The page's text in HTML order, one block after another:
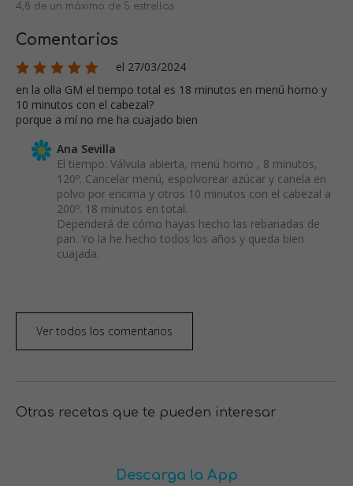
4,8 de un máximo de 5 estrellas
Comentarios
el 27/03/2024
en la olla GM el tiempo total es 18 minutos en menú horno y
10 minutos con el cabezal?
porque a mí no me ha cuajado bien
Ana Sevilla
El tiempo: Válvula abierta, menú horno , 8 minutos,
120º. Cancelar menú, espolvorear azúcar y canela en
polvo por encima y otros 10 minutos con el cabezal a
200º. 18 minutos en total.
Dependerá de cómo hayas hecho las rebanadas de
pan. Yo la he hecho todos los años y queda bien
cuajada.
Ver todos los comentarios
Otras recetas que te pueden interesar
Descarga la App